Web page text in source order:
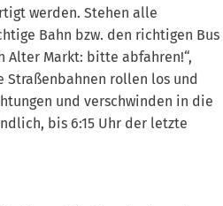
werden. Stehen alle
Bahn bzw. den richtigen Bus
Alter Markt: bitte abfahren!“,
rollen los und
und verschwinden in die
bis 6:15 Uhr der letzte